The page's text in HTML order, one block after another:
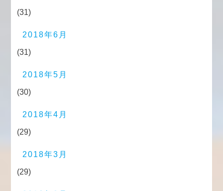
(31)
2018年6月
(31)
2018年5月
(30)
2018年4月
(29)
2018年3月
(29)